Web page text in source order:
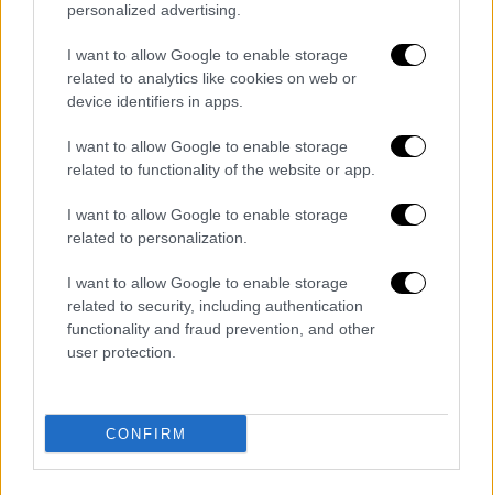
personalized advertising.
I want to allow Google to enable storage
related to analytics like cookies on web or
device identifiers in apps.
I want to allow Google to enable storage
related to functionality of the website or app.
I want to allow Google to enable storage
related to personalization.
I want to allow Google to enable storage
related to security, including authentication
functionality and fraud prevention, and other
user protection.
CONFIRM
Η έναρξη των εξετάσεων
γίνεται στις08:30 και έτσι, οι υποψήφιοι θα
πρέπει να προσέρχονται στις αίθουσες
εξέτασης μέχρι τις08:00.
εξέτασης κάθε μαθήματος είναι τρεις (3)
ώρες, εκτός από το μάθημα ειδικότητας
«Αρχιτεκτονικό Σχέδιο», για το οποίο η
διάρκεια εξέτασης είναι τέσσερις (4) ώρες.
Σημειώνεται, ότι λόγω των Ευρωπαϊκών
Εκλογών της 9ης Ιουνίου θα υπάρξει κενό
εξετάσεων μεταξύ 7 και 11 Ιουνίου για τα
ΓΕΛ και μεταξύ 6 και 10 Ιουνίου για τα ΕΠΑΛ.
Από αύριο, Δευτέρα, αρχίζουν οι